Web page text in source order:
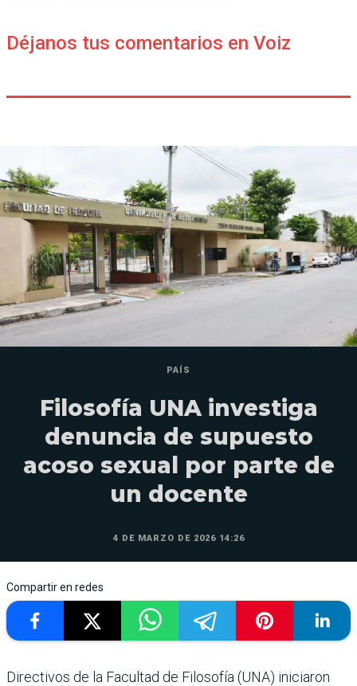
Déjanos tus comentarios en Voiz
PAÍS
Filosofía UNA investiga
denuncia de supuesto
acoso sexual por parte de
un docente
4 DE MARZO DE 2026 14:26
Compartir en redes
Directivos de la Facultad de Filosofía (UNA) iniciaron